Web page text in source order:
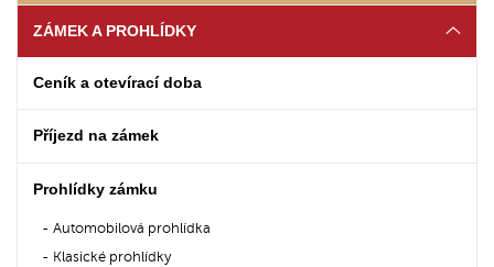
ZÁMEK A PROHLÍDKY
Ceník a otevírací doba
Příjezd na zámek
Prohlídky zámku
Automobilová prohlídka
Klasické prohlídky